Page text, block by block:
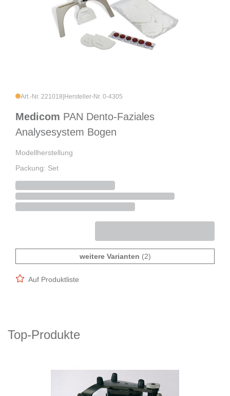
Art.-Nr. 221018 Hersteller-Nr. 0-4305
Medicom PAN Dento-Faziales
Analysesystem Bogen
Modellherstellung
Packung: Set
weitere Varianten (2)
Auf Produktliste
Top-Produkte